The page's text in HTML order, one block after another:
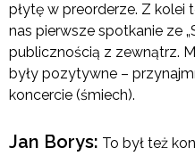
płytę w preorderze. Z kolei
nas pierwsze spotkanie ze
publicznością z zewnątrz.
były pozytywne –
koncercie (śmiech).
Jan Borys: To był też